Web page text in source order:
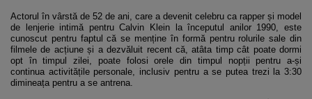
Actorul în vârstă de 52 de ani, care a devenit celebru ca rapper și model
de lenjerie intimă pentru Calvin Klein la începutul anilor 1990, este
cunoscut pentru faptul că se menține în formă pentru rolurile sale din
filmele de acțiune și a dezvăluit recent că, atâta timp cât poate dormi
opt în timpul zilei, poate folosi orele din timpul nopții pentru a-și
continua activitățile personale, inclusiv pentru a se putea trezi la 3:30
dimineața pentru a se antrena.